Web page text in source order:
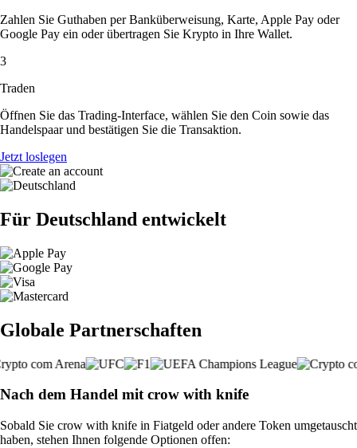
Zahlen Sie Guthaben per Banküberweisung, Karte, Apple Pay oder
Google Pay ein oder übertragen Sie Krypto in Ihre Wallet.
3
Traden
Öffnen Sie das Trading-Interface, wählen Sie den Coin sowie das
Handelspaar und bestätigen Sie die Transaktion.
Jetzt loslegen
Für Deutschland entwickelt
Globale Partnerschaften
Nach dem Handel mit crow with knife
Sobald Sie crow with knife in Fiatgeld oder andere Token umgetauscht
haben, stehen Ihnen folgende Optionen offen: